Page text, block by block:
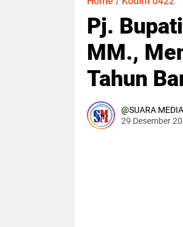
Pj.
MM.,
Tahun
SUARA
29 Desember